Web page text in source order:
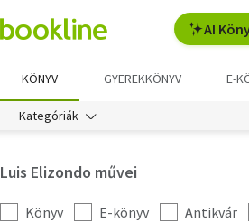
AI
KÖNYV GYEREKKÖNYV E-
Kategóriák
Luis Elizondo művei
Kategória
Könyv E-könyv Antikvár